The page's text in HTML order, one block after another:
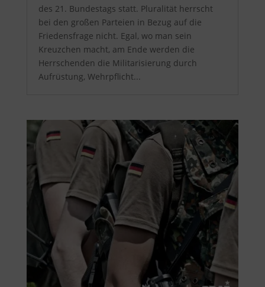
des 21. Bundestags statt. Pluralität herrscht
bei den großen Parteien in Bezug auf die
Friedensfrage nicht. Egal, wo man sein
Kreuzchen macht, am Ende werden die
Herrschenden die Militarisierung durch
Aufrüstung, Wehrpflicht...